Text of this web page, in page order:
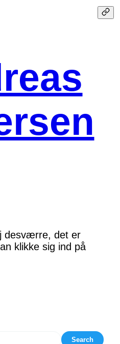
desværre, det er
klikke sig ind på
Search